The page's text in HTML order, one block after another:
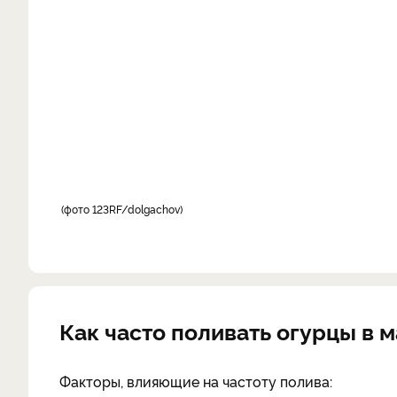
фото 123RF/dolgachov
Как часто поливать огурцы в
Факторы, влияющие на частоту полива: